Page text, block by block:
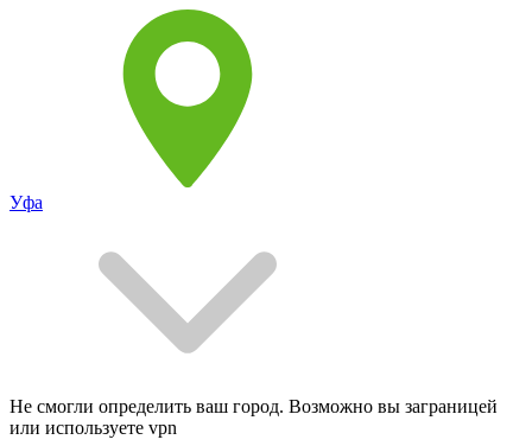
Уфа
Не смогли определить ваш город. Возможно вы заграницей
или используете vpn